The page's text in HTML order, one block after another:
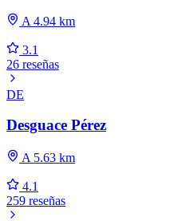
A 4.94 km
3.1
26 reseñas
DE
Desguace Pérez
A 5.63 km
4.1
259 reseñas